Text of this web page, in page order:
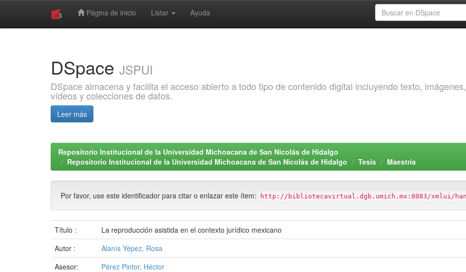
Página de inicio Listar Ayuda
DSpace JSPUI
DSpace almacena y facilita el acceso abierto a todo tipo de contenido digital incluyendo texto, imágenes,
vídeos y colecciones de datos.
Leer más
Repositorio Institucional de la Universidad Michoacana de San Nicolás de Hidalgo
Repositorio Institucional de la Universidad Michoacana de San Nicolás de Hidalgo
Tesis Maestría
Por favor, use este identificador para citar o enlazar este ítem: http://bibliotecavirtual.dgb.umich.mx:8083/xmlui/
Título :
La reproducción asistida en el contexto jurídico mexicano
Autor :
Alanís Yépez, Rosa
Asesor:
Pérez Pintor, Héctor